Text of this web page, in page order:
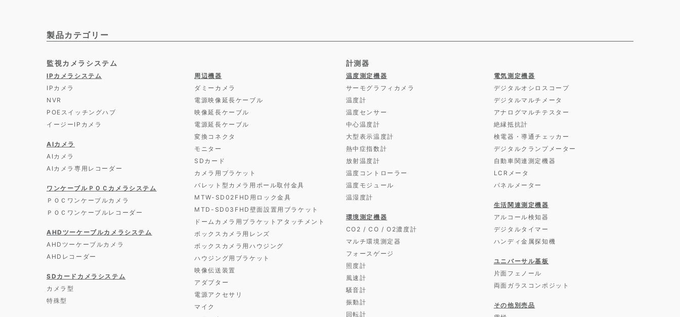
製品カテゴリー
監視カメラシステム
IPカメラシステム
IPカメラ
NVR
POEスイッチングハブ
イージーIPカメラ
AIカメラ
AIカメラ
AIカメラ専用レコーダー
ワンケーブルＰＯＣカメラシステム
ＰＯＣワンケーブルカメラ
ＰＯＣワンケーブルレコーダー
AHDツーケーブルカメラシステム
AHDツーケーブルカメラ
AHDレコーダー
SDカードカメラシステム
カメラ型
特殊型
周辺機器
ダミーカメラ
電源映像延長ケーブル
映像延長ケーブル
電源延長ケーブル
変換コネクタ
モニター
SDカード
カメラ用ブラケット
バレット型カメラ用ポール取付金具
MTW-SD02FHD用ロック金具
MTD-SD03FHD壁面設置用ブラケット
ドームカメラ用ブラケットアタッチメント
ボックスカメラ用レンズ
ボックスカメラ用ハウジング
ハウジング用ブラケット
映像伝送装置
アダプター
電源アクセサリ
マイク
計測器
温度測定機器
サーモグラフィカメラ
温度計
温度センサー
中心温度計
大型表示温度計
熱中症指数計
放射温度計
温度コントローラー
温度モジュール
温湿度計
環境測定機器
CO2 / CO / O2濃度計
マルチ環境測定器
フォースゲージ
照度計
風速計
騒音計
振動計
回転計
電気測定機器
デジタルオシロスコープ
デジタルマルチメータ
アナログマルチテスター
絶縁抵抗計
検電器・導通チェッカー
デジタルクランプメーター
自動車関連測定機器
LCRメータ
パネルメーター
生活関連測定機器
アルコール検知器
デジタルタイマー
ハンディ金属探知機
ユニバーサル基板
片面フェノール
両面ガラスコンポジット
その他別売品